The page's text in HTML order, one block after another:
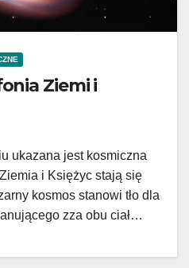
Ziemi i
ukazana jest kosmiczna
i Księżyc stają się
kosmos stanowi tło dla
zza obu ciał…